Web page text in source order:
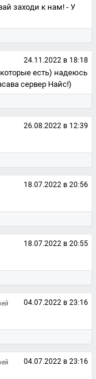
заходи к нам! - У
24.11.2022 в 18:18
есть) надеюсь
сервер Найс!)
26.08.2022 в 12:39
18.07.2022 в 20:56
18.07.2022 в 20:55
04.07.2022 в 23:16
04.07.2022 в 23:16